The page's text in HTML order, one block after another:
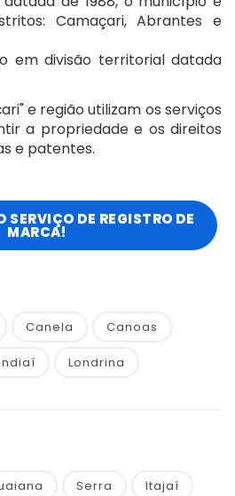
Camaçari, Abrantes e
em divisão territorial datada
e região utilizam os serviços
a propriedade e os direitos
e patentes.
SERVIÇO DE REGISTRO DE
MARCA!
Canela Canoas
Londrina
Serra Itajaí